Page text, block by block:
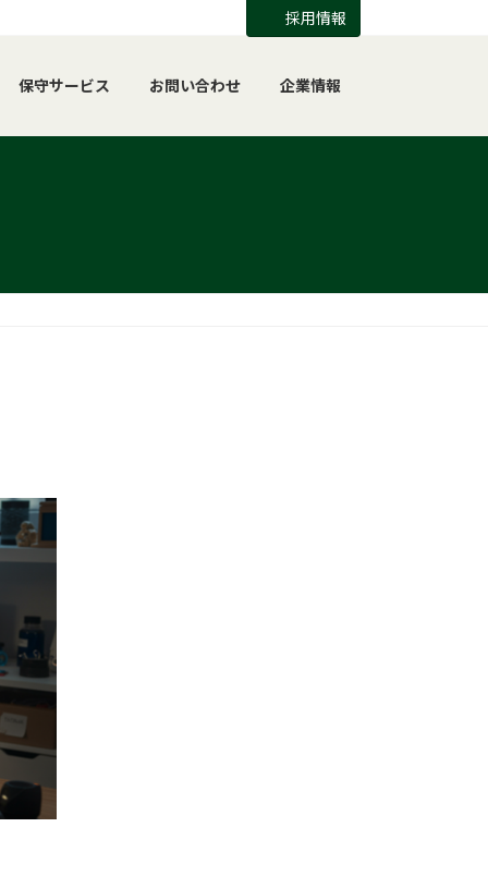
採用情報
保守サービス お問い合わせ 企業情報